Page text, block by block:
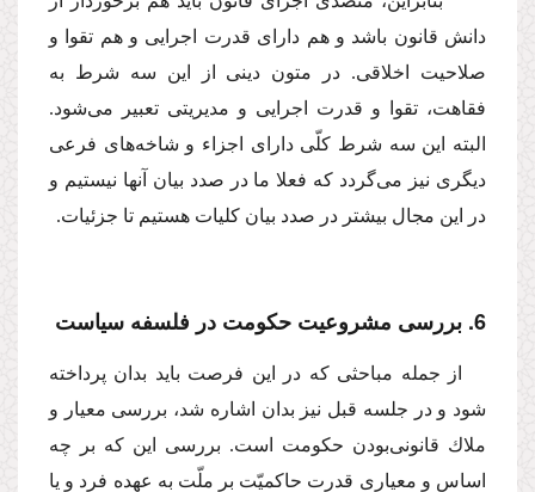
دانش قانون باشد و هم داراى قدرت اجرایى و هم تقوا و
صلاحیت اخلاقى. در متون دینى از این سه شرط به
فقاهت، تقوا و قدرت اجرایى و مدیریتى تعبیر مى‌شود.
البته این سه شرط كلّى داراى اجزاء و شاخه‌هاى فرعى
دیگرى نیز مى‌گردد كه فعلا ما در صدد بیان آنها نیستیم و
در این مجال بیشتر در صدد بیان كلیات هستیم تا جزئیات.
6. بررسى مشروعیت حكومت در فلسفه سیاست
از جمله مباحثى كه در این فرصت باید بدان پرداخته
شود و در جلسه قبل نیز بدان اشاره شد، بررسى معیار و
ملاك قانونى‌بودن حكومت است. بررسى این كه بر چه
اساس و معیارى قدرت حاكمیّت بر ملّت به عهده فرد و یا